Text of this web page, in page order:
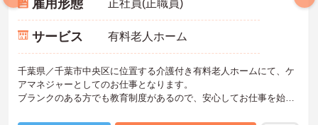
雇用形態 正社員(正職員)
サービス 有料老人ホーム
千葉県／千葉市中央区に位置する介護付き有料老人ホームにて、ケ
アマネジャーとしてのお仕事となります。
ブランクのある方でも教育制度があるので、安心してお仕事を始め